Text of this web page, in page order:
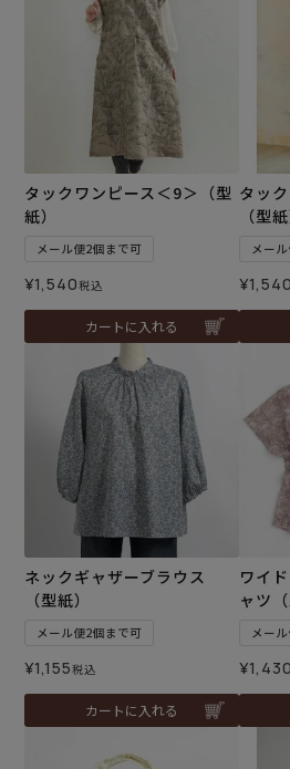
タックワンピース＜9＞（型
紙）
メール便2個まで可
¥1,540税込
カートに入れる
タッ
（型紙
メー
¥1,540
ネックギャザーブラウス
（型紙）
メール便2個まで可
¥1,155税込
カートに入れる
ワイ
ャツ（
メー
¥1,430